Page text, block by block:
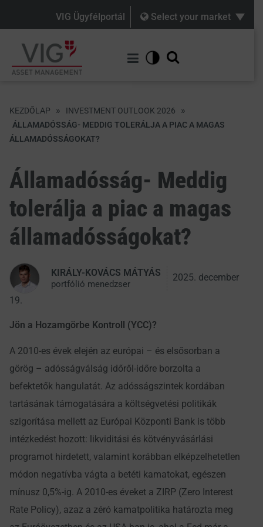
VIG Ügyfélportál Select your market
KEZDŐLAP » INVESTMENT OUTLOOK 2026 »
ÁLLAMADÓSSÁG- MEDDIG TOLERÁLJA A PIAC A MAGAS
ÁLLAMADÓSSÁGOKAT?
Államadósság- Meddig
tolerálja a piac a magas
államadósságokat?
KIRÁLY-KOVÁCS MÁTYÁS
portfólió menedzser
2025. december
19.
Jön a Hozamgörbe Kontroll (YCC)?
A 2010-es évek elején az európai – és elsősorban a
görög – adósságválság időről-időre borzolta a
befektetők hangulatát. Az adósságszintek kordában
tartásának támogatására a költségvetési politikák
szigorítása mellett az Európai Központi Bank is több
intézkedést hozott: likviditási és kötvényvásárlási
programot hirdetett, valamint korábban elképzelhetetlen
módon negatívba vágta a betéti kamatokat, egészen
mínusz 0,5%-ig. A 2010-es éveket a ZIRP (Zero Interest
Rate Policy), azaz a zéró kamatpolitika határozta meg